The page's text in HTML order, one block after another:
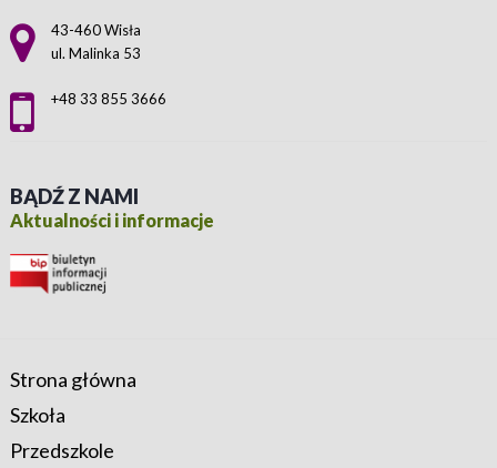
Adres pocztowy:
43-460 Wisła
ul. Malinka 53
+48 33 855 3666
BĄDŹ Z NAMI
Aktualności i informacje
Strona główna
Szkoła
Przedszkole